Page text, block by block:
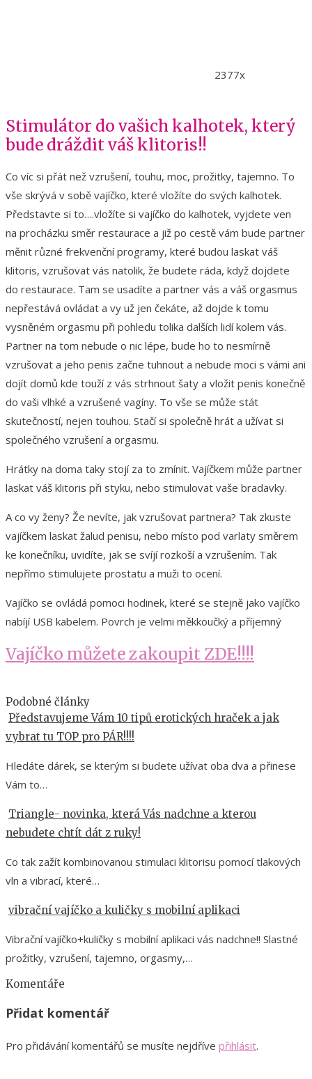
2377x
Stimulátor do vašich kalhotek, který
bude dráždit váš klitoris!!
Co víc si přát než vzrušení, touhu, moc, prožitky, tajemno. To
vše skrývá v sobě vajíčko, které vložíte do svých kalhotek.
Představte si to….vložíte si vajíčko do kalhotek, vyjdete ven
na procházku směr restaurace a již po cestě vám bude partner
měnit různé frekvenční programy, které budou laskat váš
klitoris, vzrušovat vás natolik, že budete ráda, když dojdete
do restaurace. Tam se usadíte a partner vás a váš orgasmus
nepřestává ovládat a vy už jen čekáte, až dojde k tomu
vysněném orgasmu při pohledu tolika dalších lidí kolem vás.
Partner na tom nebude o nic lépe, bude ho to nesmírně
vzrušovat a jeho penis začne tuhnout a nebude moci s vámi ani
dojít domů kde touží z vás strhnout šaty a vložit penis konečně
do vaši vlhké a vzrušené vagíny. To vše se může stát
skutečností, nejen touhou. Stačí si společně hrát a užívat si
společného vzrušení a orgasmu.
Hrátky na doma taky stojí za to zmínit. Vajíčkem může partner
laskat váš klitoris při styku, nebo stimulovat vaše bradavky.
A co vy ženy? Že nevíte, jak vzrušovat partnera? Tak zkuste
vajíčkem laskat žalud penisu, nebo místo pod varlaty směrem
ke konečníku, uvidíte, jak se svíjí rozkoší a vzrušením. Tak
nepřímo stimulujete prostatu a muži to ocení.
Vajíčko se ovládá pomoci hodinek, které se stejně jako vajíčko
nabíjí USB kabelem. Povrch je velmi měkkoučký a příjemný
Vajíčko můžete zakoupit ZDE!!!!
Podobné články
Představujeme Vám 10 tipů erotických hraček a jak
vybrat tu TOP pro PÁR!!!!
Hledáte dárek, se kterým si budete užívat oba dva a přinese
Vám to…
Triangle- novinka, která Vás nadchne a kterou
nebudete chtít dát z ruky!
Co tak zažít kombinovanou stimulaci klitorisu pomocí tlakových
vln a vibrací, které…
vibrační vajíčko a kuličky s mobilní aplikaci
Vibrační vajíčko+kuličky s mobilní aplikaci vás nadchne!! Slastné
prožitky, vzrušení, tajemno, orgasmy,…
Komentáře
Přidat komentář
Pro přidávání komentářů se musíte nejdříve přihlásit.